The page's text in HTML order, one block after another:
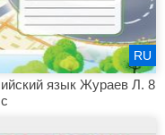
язык Жураев Л. 8
RU